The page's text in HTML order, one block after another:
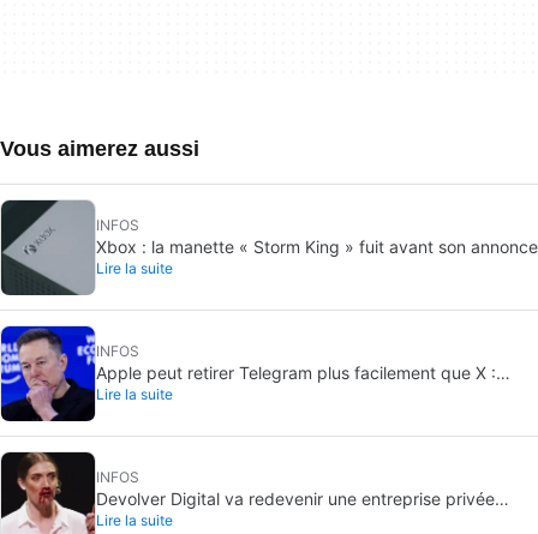
Vous aimerez aussi
INFOS
Xbox : la manette « Storm King » fuit avant son annonce
Lire la suite
INFOS
Apple peut retirer Telegram plus facilement que X :
pourquoi l’app est plus exposée
Lire la suite
INFOS
Devolver Digital va redevenir une entreprise privée
parce que créer de la valeur pour les investisseurs va
Lire la suite